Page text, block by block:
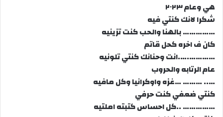
هي وعام ٢٠٢٣
شكرا لانك كنتي فيه
…………… بالهنا والحب كنت تزينيه
كان ف اخره كحل قاتم
………….….انت وحنانك كنتي تلونيه
عام الرتابه والحروب
….. ……… …غزه واوكرانيا وكل مافيه
كنتي ضعفي كنت حرفي
…………… ..كل احساس كتبته املتيه